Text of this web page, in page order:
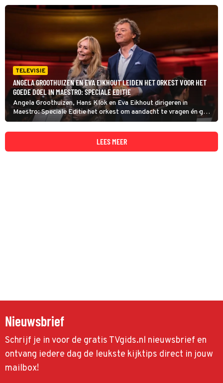
TELEVISIE
ANGELA GROOTHUIZEN EN EVA EIKHOUT LEIDEN HET ORKEST VOOR HET
GOEDE DOEL IN MAESTRO: SPECIALE EDITIE
Angela Groothuizen, Hans Klok en Eva Eikhout dirigeren in
Maestro: Speciale Editie het orkest om aandacht te vragen én geld
in te zamelen voor het Liliane Fonds. Dominique Seldis zit de jury
voor en Frits Sissing presenteert.
LEES MEER
Nieuwsbrief
Schrijf je in voor de gratis TVgids.nl nieuwsbrief en
ontvang iedere dag de leukste kijktips direct in jouw
mailbox!